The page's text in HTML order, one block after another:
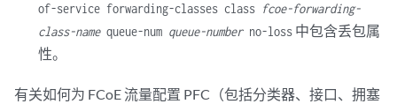
of-service forwarding-classes class fcoe-forwarding-
class-namequeue-num queue-numberno-loss 中包含丢包属
性。
有关如何为 FCoE 流量配置 PFC（包括分类器、接口、拥塞